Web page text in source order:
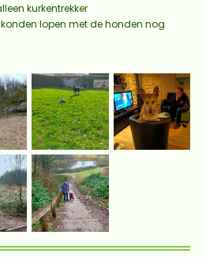
kurkentrekker
lopen met de honden nog